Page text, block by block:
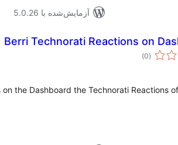
آزمایش‌شده با 5.0.26
Berri Technorati Reactions on
(0 مجموع
امتیازها
)
on the Dashboard the Technorati Reactions